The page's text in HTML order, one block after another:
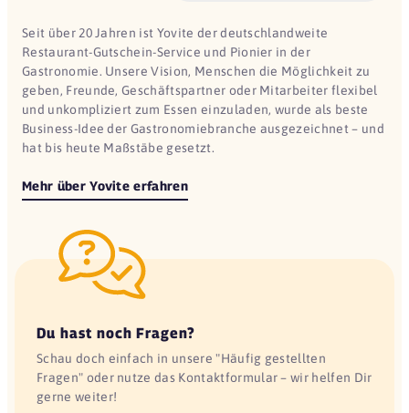
Seit über 20 Jahren ist Yovite der deutschlandweite
Restaurant-Gutschein-Service und Pionier in der
Gastronomie. Unsere Vision, Menschen die Möglichkeit zu
geben, Freunde, Geschäftspartner oder Mitarbeiter flexibel
und unkompliziert zum Essen einzuladen, wurde als beste
Business-Idee der Gastronomiebranche ausgezeichnet – und
hat bis heute Maßstäbe gesetzt.
Mehr über Yovite erfahren
Du hast noch Fragen?
Schau doch einfach in unsere "Häufig gestellten
Fragen" oder nutze das Kontaktformular – wir helfen Dir
gerne weiter!